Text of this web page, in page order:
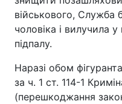
військового, Служба
чоловіка і вилучила
підпалу.
Наразі обом
за ч. 1 ст. 114-1
(перешкоджання